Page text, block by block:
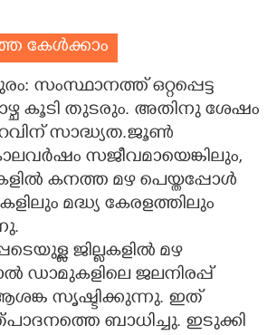
കേൾക്കാം
സംസ്ഥാനത്ത് ഒറ്റപ്പെട്ട
കൂടി തുടരും. അതിനു ശേഷം
സാദ്ധ്യത.ജൂൺ
സജീവമായെങ്കിലും,
കനത്ത മഴ പെയ്തപ്പോൾ
മദ്ധ്യ കേരളത്തിലും
ജില്ലകളിൽ മഴ
ഡാമുകളിലെ ജലനിരപ്പ്
സൃഷ്ടിക്കുന്നു. ഇത്
ബാധിച്ചു. ഇടുക്കി